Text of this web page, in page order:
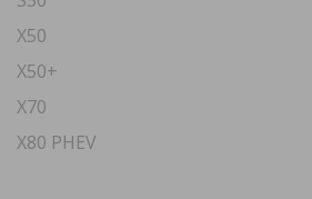
X50
X50+
X70
X80 PHEV